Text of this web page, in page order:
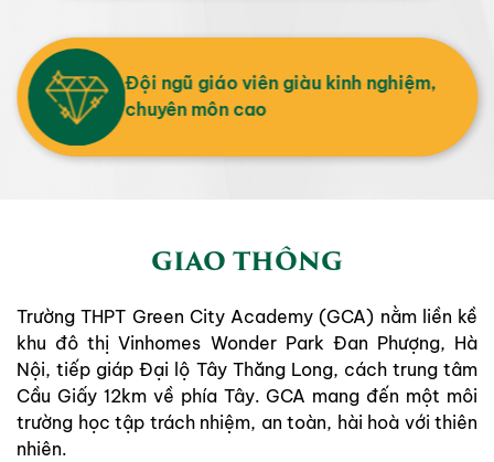
Đội ngũ giáo viên giàu kinh nghiệm,
chuyên môn cao
GIAO THÔNG
Trường THPT Green City Academy (GCA) nằm liền kề
khu đô thị Vinhomes Wonder Park Đan Phượng, Hà
Nội, tiếp giáp Đại lộ Tây Thăng Long, cách trung tâm
Cầu Giấy 12km về phía Tây. GCA mang đến một môi
trường học tập trách nhiệm, an toàn, hài hoà với thiên
nhiên.